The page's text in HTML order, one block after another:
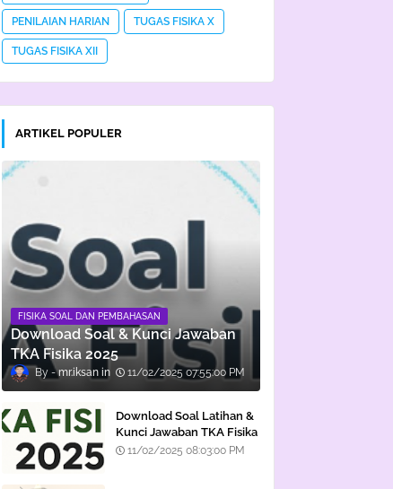
PENILAIAN HARIAN TUGAS FISIKA X
TUGAS FISIKA XII
ARTIKEL POPULER
FISIKA SOAL DAN PEMBAHASAN
Download Soal & Kunci Jawaban
TKA Fisika 2025
mr.iksan 11/02/2025 07:55:00 PM
Download Soal Latihan &
Kunci Jawaban TKA Fisika
202511/02/2025 08:03:00 PM